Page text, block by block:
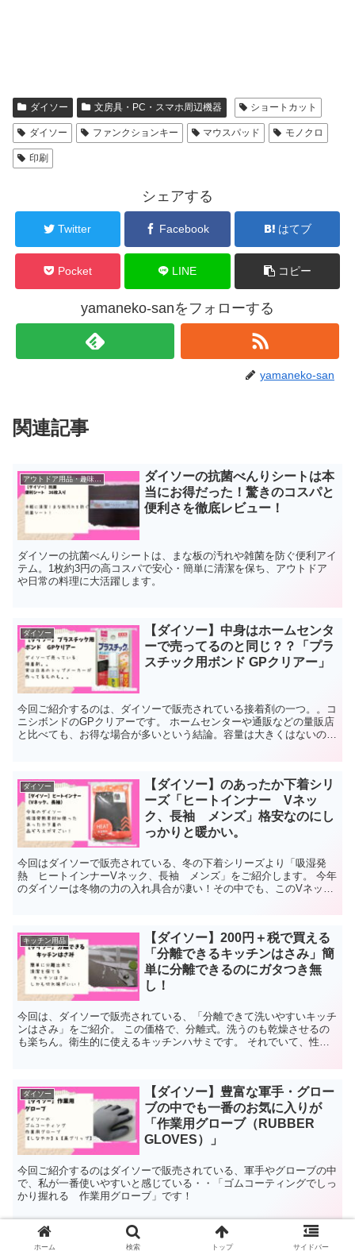
ダイソー 文房具・PC・スマホ周辺機器 ショートカット
ダイソー ファンクションキー マウスパッド モノクロ
印刷
シェアする
Twitter Facebook はてブ
Pocket LINE コピー
yamaneko-sanをフォローする
yamaneko-san
関連記事
アウトドア用品・趣味・おもちゃ・防災グッズ
ダイソーの抗菌べんりシートは本
当にお得だった！驚きのコスパと
便利さを徹底レビュー！
ダイソーの抗菌べんりシートは、まな板の汚れや雑菌を防ぐ便利アイ
テム。1枚約3円の高コスパで安心・簡単に清潔を保ち、アウトドア
や日常の料理に大活躍します。
ダイソー
【ダイソー】中身はホームセンタ
ーで売ってるのと同じ？？「プラ
スチック用ボンド GPクリアー」
今回ご紹介するのは、ダイソーで販売されている接着剤の一つ。。コ
ニシボンドのGPクリアーです。 ホームセンターや通販などの量販店
と比べても、お得な場合が多いという結論。容量は大きくはないの
ダイソー
【ダイソー】のあったか下着シリ
ーズ「ヒートインナー Vネッ
ク、長袖 メンズ」格安なのにし
っかりと暖かい。
今回はダイソーで販売されている、冬の下着シリーズより「吸湿発
熱 ヒートインナーVネック、長袖 メンズ」をご紹介します。 今年
のダイソーは冬物の力の入れ具合が凄い！その中でも、このVネック
キッチン用品
【ダイソー】200円＋税で買える
「分離できるキッチンはさみ」簡
単に分離できるのにガタつき無
し！
今回は、ダイソーで販売されている、「分離できて洗いやすいキッチ
ンはさみ」をご紹介。 この価格で、分離式。洗うのも乾燥させるの
も楽ちん。衛生的に使えるキッチンハサミです。 それでいて、性能
ダイソー
【ダイソー】豊富な軍手・グロー
ブの中でも一番のお気に入りが
「作業用グローブ（RUBBER
GLOVES）」
今回ご紹介するのはダイソーで販売されている、軍手やグローブの中
で、私が一番使いやすいと感じている・・「ゴムコーティングでしっ
かり握れる 作業用グローブ」です！
ダイソー
【ダイソー】木製だけど強度十
ホーム 検索 トップ サイドバー